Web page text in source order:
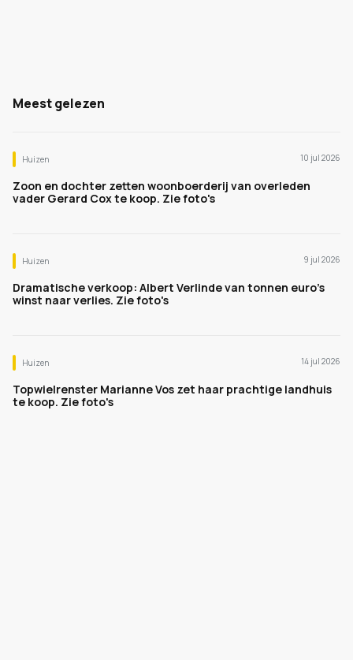
Meest gelezen
Huizen 10 jul 2026
Zoon en dochter zetten woonboerderij van overleden
vader Gerard Cox te koop. Zie foto's
Huizen 9 jul 2026
Dramatische verkoop: Albert Verlinde van tonnen euro's
winst naar verlies. Zie foto's
Huizen 14 jul 2026
Topwielrenster Marianne Vos zet haar prachtige landhuis
te koop. Zie foto's